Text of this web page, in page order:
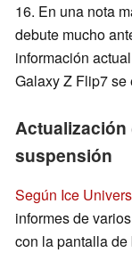
16. En una nota
debute mucho
información
Galaxy Z Flip7 se
Actualización
suspensión
Según Ice
informes de
con la pantalla